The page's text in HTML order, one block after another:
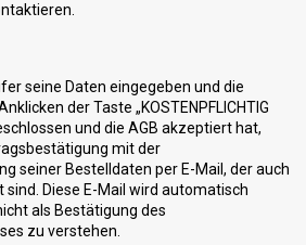
seine Daten eingegeben und die
der Taste „KOSTENPFLICHTIG
und die AGB akzeptiert hat,
mit der
seiner Bestelldaten per E-Mail, der auch
sind. Diese E-Mail wird automatisch
als Bestätigung des
zu verstehen.